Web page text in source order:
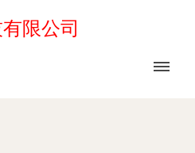
限公司